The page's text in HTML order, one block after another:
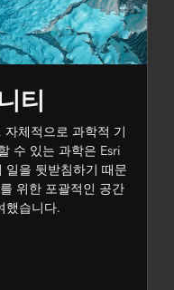
티
체적으로 과학적 기
수 있는 과학은 Esri
일을 뒷받침하기 때문
위한 포괄적인 공간
했습니다.